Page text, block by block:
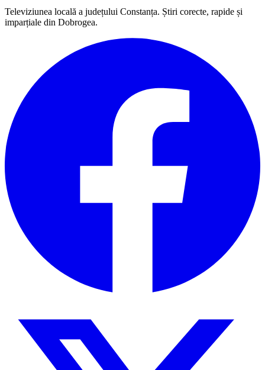
Televiziunea locală a județului Constanța. Știri corecte, rapide și
imparțiale din Dobrogea.